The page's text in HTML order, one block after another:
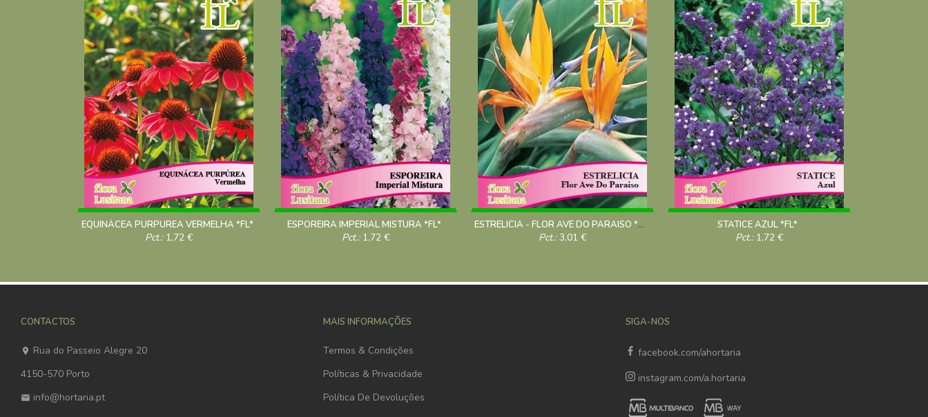
EQUINÁCEA PURPUREA VERMELHA *FL*
Pct.: 1,72 €
ESPOREIRA IMPERIAL MISTURA *FL*
Pct.: 1,72 €
ESTRELICIA - FLOR AVE DO PARAISO *FL*
Pct.:3,01 €
STATICE AZUL *FL*
Pct.: 1,72 €
CONTACTOS
Rua do Passeio Alegre 20
4150-570 Porto
info@hortaria.pt
MAIS INFORMAÇÕES
Termos & Condições
Políticas & Privacidade
Política De Devoluções
SIGA-NOS
facebook.com/ahortaria
instagram.com/a.hortaria